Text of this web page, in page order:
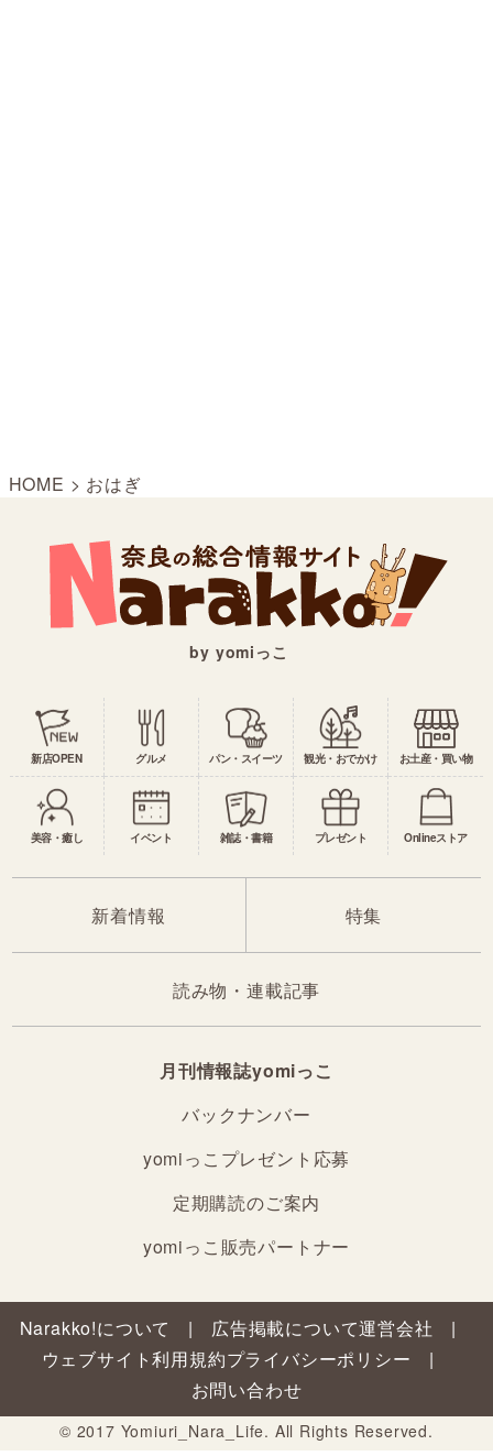
HOME > おはぎ
by yomiっこ
新店OPEN グルメ パン・スイーツ 観光・おでかけ お土産・買い物
美容・癒し イベント 雑誌・書籍 プレゼント Onlineストア
新着情報 特集
読み物・連載記事
月刊情報誌yomiっこ
バックナンバー
yomiっこプレゼント応募
定期購読のご案内
yomiっこ販売パートナー
Narakko!について 広告掲載について運営会社
ウェブサイト利用規約プライバシーポリシー
お問い合わせ
© 2017 Yomiuri_Nara_Life. All Rights Reserved.